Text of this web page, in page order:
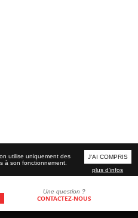
Une question ?
CONTACTEZ-NOUS
utilise uniquement des
à son fonctionnement.
J'AI COMPRIS
plus d'infos